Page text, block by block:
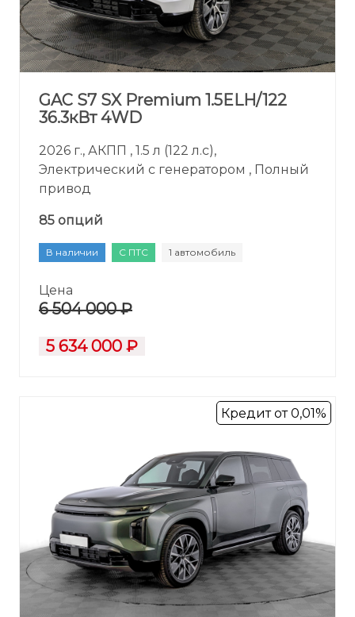
GAC S7 SX Premium 1.5ELH/122
36.3кВт 4WD
2026 г., АКПП , 1.5 л (122 л.с),
Электрический с генератором , Полный
привод
85 опций
В наличии С ПТС 1 автомобиль
Цена
6 504 000 ₽
5 634 000 ₽
Кредит от 0,01%